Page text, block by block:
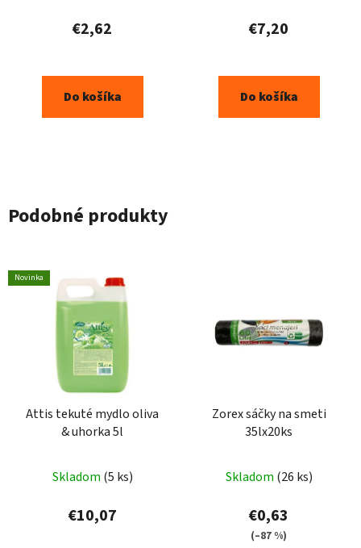
€2,62
Do košíka
€7,20
Do košíka
Podobné produkty
Novinka
Attis tekuté mydlo oliva
& uhorka 5l
Skladom (5 ks)
€10,07
Zorex sáčky na smeti
35lx20ks
Skladom (26 ks)
€0,63
(–87 %)